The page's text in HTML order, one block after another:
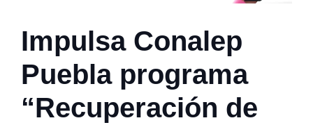
Impulsa Conalep
Puebla programa
“Recuperación de